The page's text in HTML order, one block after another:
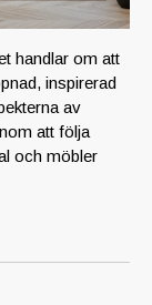
handlar om att
inspirerad
av
att följa
och möbler